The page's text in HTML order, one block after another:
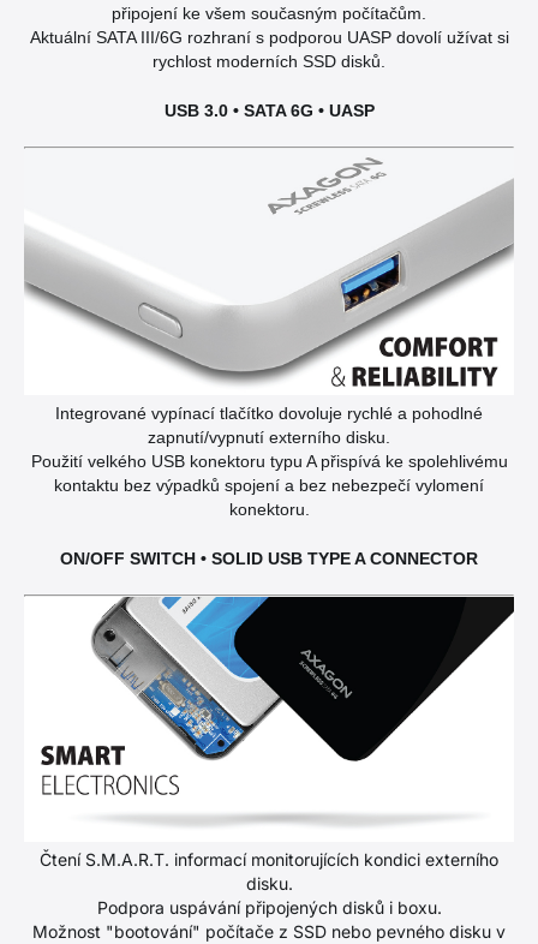
připojení ke všem současným počítačům.
Aktuální SATA III/6G rozhraní s podporou UASP dovolí užívat si
rychlost moderních SSD disků.
USB 3.0 • SATA 6G • UASP
Integrované vypínací tlačítko dovoluje rychlé a pohodlné
zapnutí/vypnutí externího disku.
Použití velkého USB konektoru typu A přispívá ke spolehlivému
kontaktu bez výpadků spojení a bez nebezpečí vylomení
konektoru.
ON/OFF SWITCH • SOLID USB TYPE A CONNECTOR
Čtení S.M.A.R.T. informací monitorujících kondici externího
disku.
Podpora uspávání připojených disků i boxu.
Možnost "bootování" počítače z SSD nebo pevného disku v